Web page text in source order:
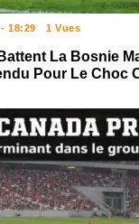
18:29 1 Vues
La Bosnie
Pour Le Choc